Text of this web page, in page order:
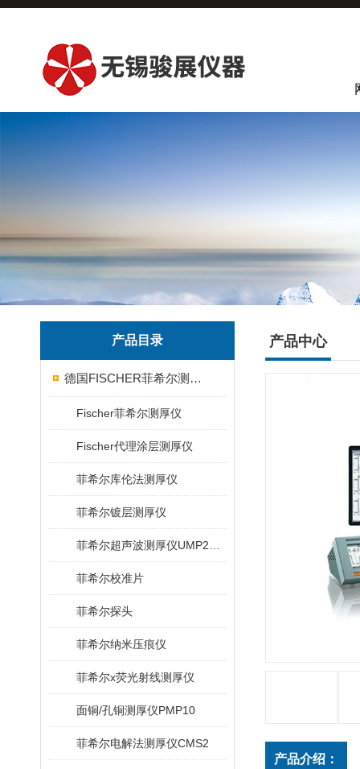
产品目录
德国FISCHER菲希尔测厚仪
Fischer菲希尔测厚仪
Fischer代理涂层测厚仪
菲希尔库伦法测厚仪
菲希尔镀层测厚仪
菲希尔校准片
菲希尔探头
菲希尔纳米压痕仪
菲希尔x荧光射线测厚仪
面铜/孔铜测厚仪PMP10
菲希尔电解法测厚仪CMS2
产品中心
产品介绍：